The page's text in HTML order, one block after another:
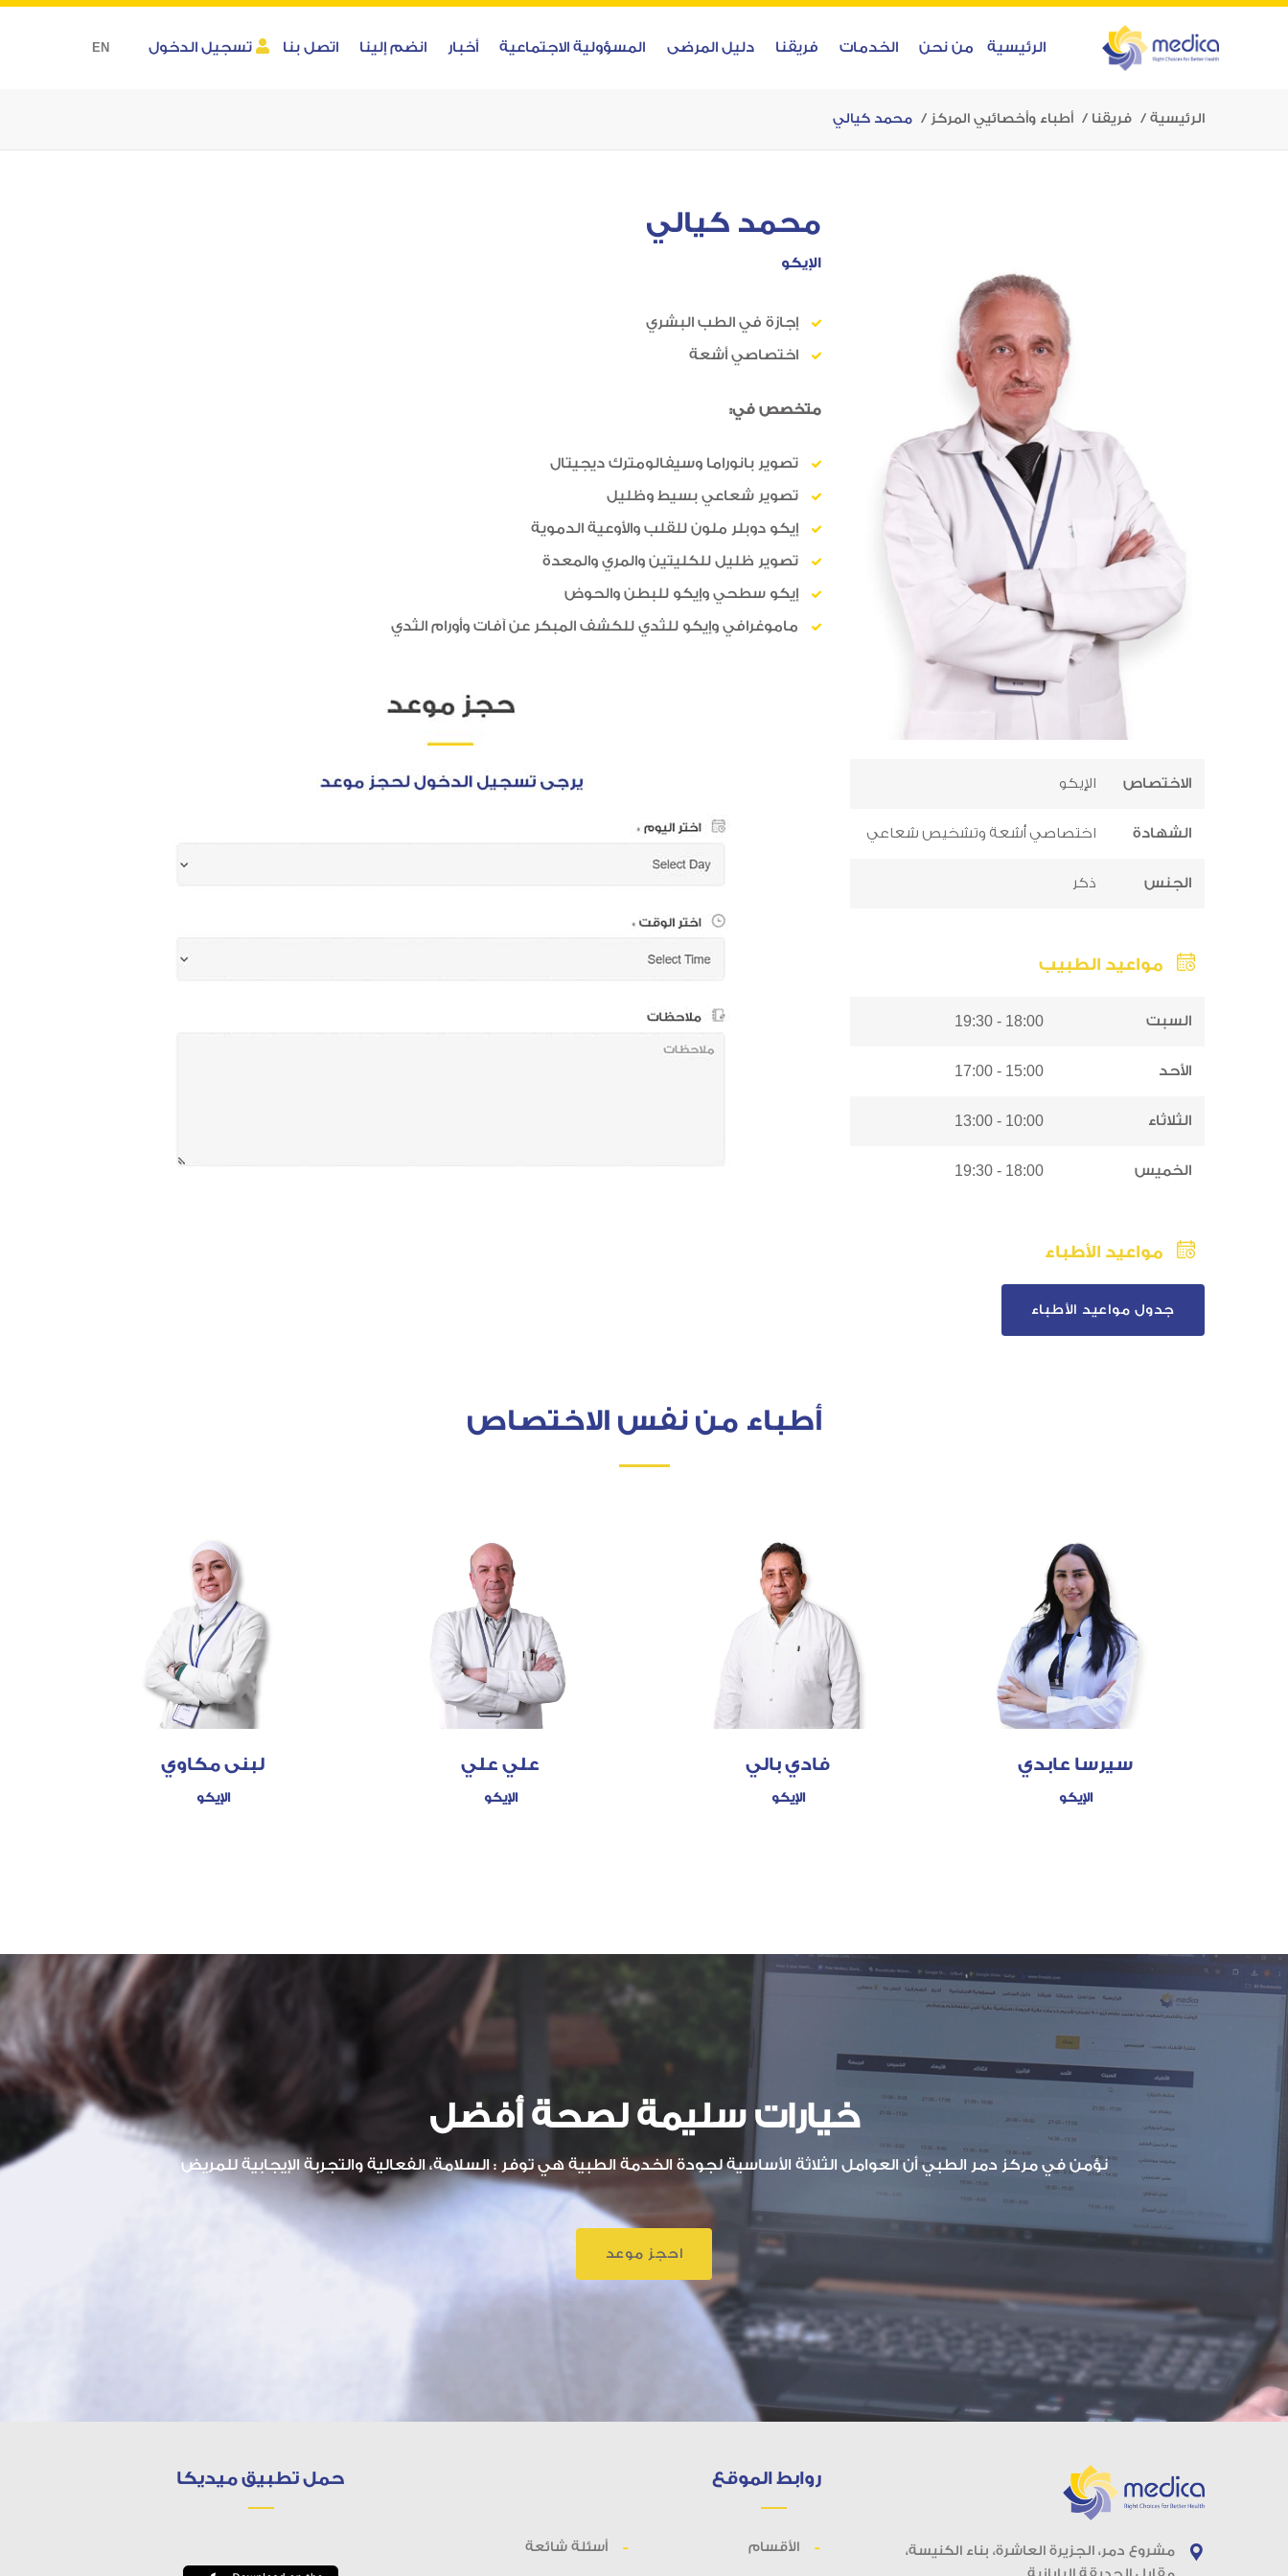
الرئيسية من نحن الخدمات فريقنا دليل المرضى المسؤولية الاجتماعية أخبار انضم إلينا اتصل بنا تسجيل الدخول EN
الرئيسية فريقنا أطباء وأخصائيي المركز محمد كيالي
الاختصاص الإيكو
الشهادة اختصاصي أشعة وتشخيص شعاعي
الجنس ذكر
مواعيد الطبيب
السبت 18:00 - 19:30
الأحد 15:00 - 17:00
الثلاثاء 10:00 - 13:00
الخميس 18:00 - 19:30
مواعيد الأطباء
جدول مواعيد الأطباء
محمد كيالي
الإيكو
إجازة في الطب البشري
اختصاصي أشعة
متخصص في:
تصوير بانوراما وسيفالومترك ديجيتال
تصوير شعاعي بسيط وظليل
إيكو دوبلر ملون للقلب والأوعية الدموية
تصوير ظليل للكليتين والمري والمعدة
إيكو سطحي وإيكو للبطن والحوض
ماموغرافي وإيكو للثدي للكشف المبكر عن آفات وأورام الثدي
أطباء من نفس الاختصاص
لبنى مكاوي
الإيكو
علي علي
الإيكو
فادي بالي
الإيكو
سيرسا عابدي
الإيكو
خيارات سليمة لصحة أفضل
نؤمن في مركز دمر الطبي أن العوامل الثلاثة الأساسية لجودة الخدمة الطبية هي توفر : السلامة، الفعالية والتجربة الإيجابية للمريض
احجز موعد
مشروع دمر، الجزيرة العاشرة، بناء الكنيسة،
روابط الموقع
الأقسام أسئلة شائعة
حمل تطبيق ميديكا